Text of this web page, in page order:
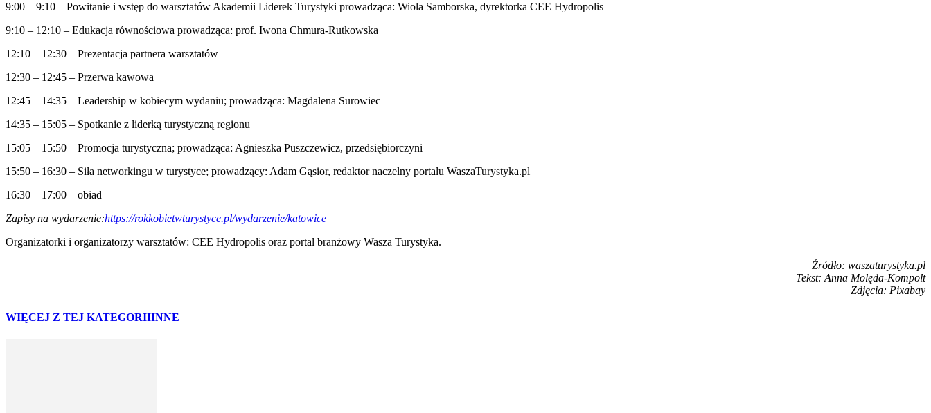
9:00 – 9:10 – Powitanie i wstęp do warsztatów Akademii Liderek Turystyki prowadząca: Wiola Samborska, dyrektorka CEE Hydropolis
9:10 – 12:10 – Edukacja równościowa prowadząca: prof. Iwona Chmura-Rutkowska
12:10 – 12:30 – Prezentacja partnera warsztatów
12:30 – 12:45 – Przerwa kawowa
12:45 – 14:35 – Leadership w kobiecym wydaniu; prowadząca: Magdalena Surowiec
14:35 – 15:05 – Spotkanie z liderką turystyczną regionu
15:05 – 15:50 – Promocja turystyczna; prowadząca: Agnieszka Puszczewicz, przedsiębiorczyni
15:50 – 16:30 – Siła networkingu w turystyce; prowadzący: Adam Gąsior, redaktor naczelny portalu WaszaTurystyka.pl
16:30 – 17:00 – obiad
Zapisy na wydarzenie:https://rokkobietwturystyce.pl/wydarzenie/katowice
Organizatorki i organizatorzy warsztatów: CEE Hydropolis oraz portal branżowy Wasza Turystyka.
Źródło: waszaturystyka.pl
Tekst: Anna Molęda-Kompolt
Zdjęcia: Pixabay
WIĘCEJ Z TEJ KATEGORIIINNE